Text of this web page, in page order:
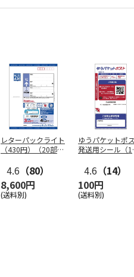
レターパックライト
（430円）（20部セ
4.6 （80）
8,600円
(送料別)
ゆうパケットポ
発送用シール（1
4.6 （14）
100円
(送料別)